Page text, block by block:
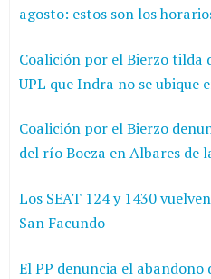
agosto: estos son los
Coalición por el Bierzo tilda
UPL que Indra no se ubique
Coalición por el Bierzo
del río Boeza en Albares de
Los SEAT 124 y 1430
San Facundo
El PP denuncia el